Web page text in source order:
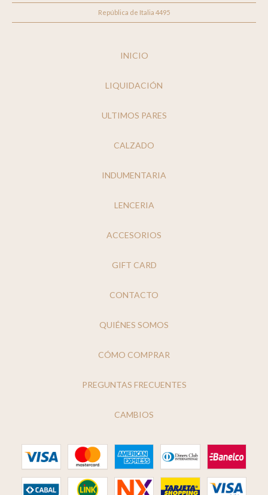
República de Italia 4495
INICIO
LIQUIDACIÓN
ULTIMOS PARES
CALZADO
INDUMENTARIA
LENCERIA
ACCESORIOS
GIFT CARD
CONTACTO
QUIÉNES SOMOS
CÓMO COMPRAR
PREGUNTAS FRECUENTES
CAMBIOS